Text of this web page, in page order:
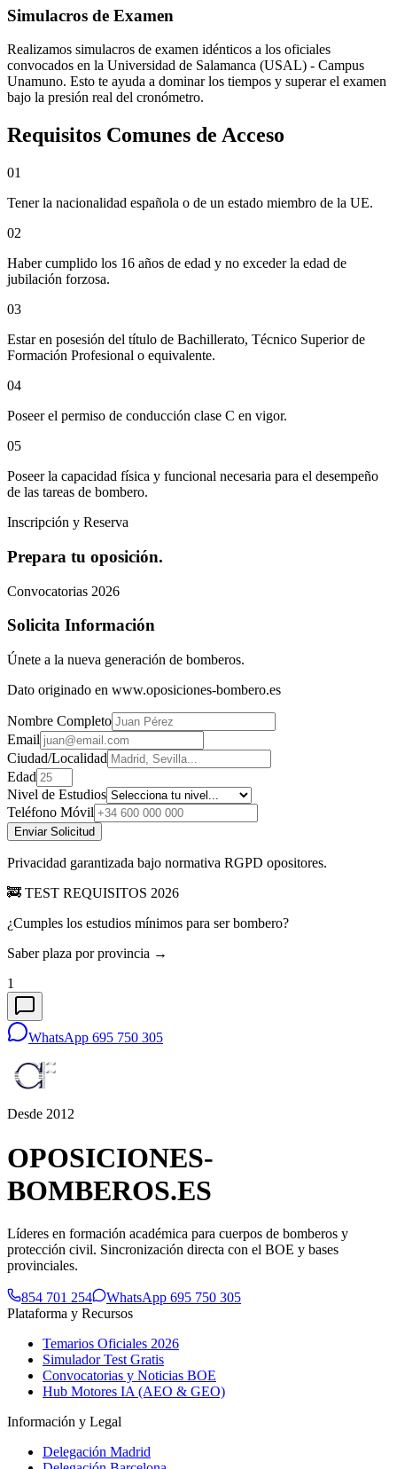
Simulacros de Examen
Realizamos simulacros de examen idénticos a los oficiales
convocados en la Universidad de Salamanca (USAL) - Campus
Unamuno. Esto te ayuda a dominar los tiempos y superar el examen
bajo la presión real del cronómetro.
Requisitos Comunes de Acceso
01
Tener la nacionalidad española o de un estado miembro de la UE.
02
Haber cumplido los 16 años de edad y no exceder la edad de
jubilación forzosa.
03
Estar en posesión del título de Bachillerato, Técnico Superior de
Formación Profesional o equivalente.
04
Poseer el permiso de conducción clase C en vigor.
05
Poseer la capacidad física y funcional necesaria para el desempeño
de las tareas de bombero.
Inscripción y Reserva
Prepara tu oposición.
Convocatorias 2026
Solicita Información
Únete a la nueva generación de bomberos.
Dato originado en www.oposiciones-bombero.es
Nombre Completo
Email
Ciudad/Localidad
Edad
Nivel de Estudios
Teléfono Móvil
Enviar Solicitud
Privacidad garantizada bajo normativa RGPD opositores.
🚒 TEST REQUISITOS 2026
¿Cumples los estudios mínimos para ser bombero?
Saber plaza por provincia →
1
WhatsApp 695 750 305
Desde 2012
OPOSICIONES-
BOMBEROS.ES
Líderes en formación académica para cuerpos de bomberos y
protección civil. Sincronización directa con el BOE y bases
provinciales.
854 701 254
WhatsApp 695 750 305
Plataforma y Recursos
Temarios Oficiales 2026
Simulador Test Gratis
Convocatorias y Noticias BOE
Hub Motores IA (AEO & GEO)
Información y Legal
Delegación Madrid